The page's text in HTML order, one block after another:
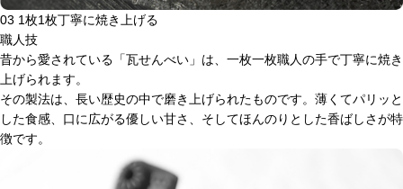
03 1枚1枚丁寧に焼き上げる
職人技
昔から愛されている「瓦せんべい」は、一枚一枚職人の手で丁寧に焼き
上げられます。
その製法は、長い歴史の中で磨き上げられたものです。薄くてパリッと
した食感、口に広がる優しい甘さ、そしてほんのりとした香ばしさが特
徴です。